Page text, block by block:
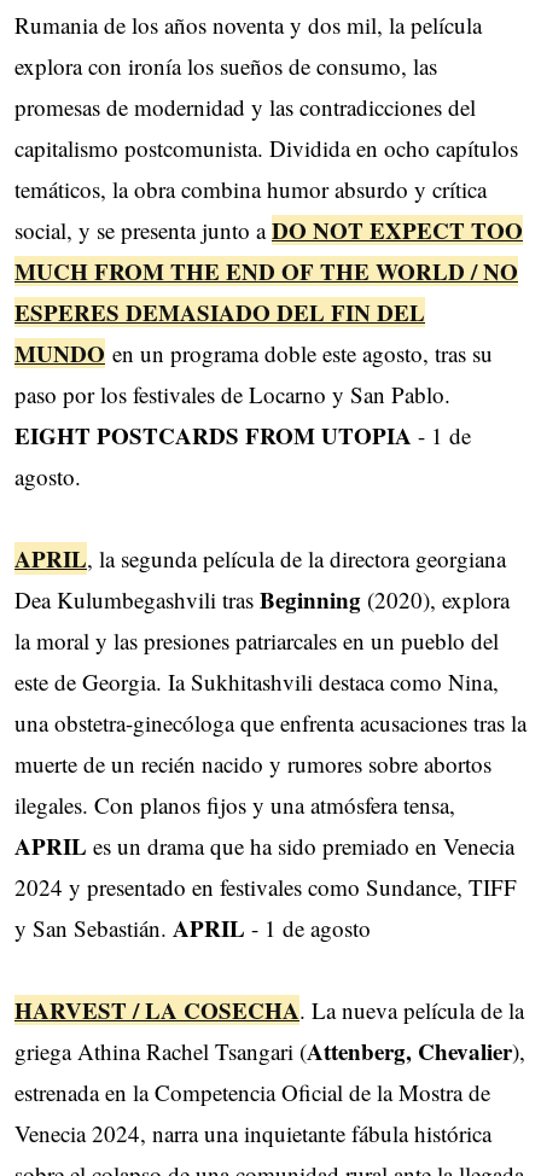
Rumania de los años noventa y dos mil, la película
explora con ironía los sueños de consumo, las
promesas de modernidad y las contradicciones del
capitalismo postcomunista. Dividida en ocho capítulos
temáticos, la obra combina humor absurdo y crítica
social, y se presenta junto aDO NOT ​EXPECT TOO
MUCH FROM THE END OF THE WORLD / NO
ESPERES DEMASIADO DEL FIN DEL
MUNDO en un programa doble este agosto, tras su
paso por los festivales de Locarno y San Pablo.
EIGHT POSTCARDS FROM UTOPIA - 1 de
agosto.
APRIL, la segunda película de la directora georgiana
Dea Kulumbegashvili tras Beginning (2020), explora
la moral y las presiones patriarcales en un pueblo del
este de Georgia. Ia Sukhitashvili destaca como Nina,
una obstetra-ginecóloga que enfrenta acusaciones tras la
muerte de un recién nacido y rumores sobre abortos
ilegales. Con planos fijos y una atmósfera tensa,
APRIL es un drama que ha sido premiado ​en Venecia
2024 y presentado en festivales como Sundance, TIFF
y San Sebastián. APRIL - 1 de agosto
HARVEST / LA COSECHA. La nueva película de la
griega Athina Rachel Tsangari (Attenberg, Chevalier),
estrenada en la Competencia Oficial de la Mostra de
Venecia 2024, narra una inquietante fábula histórica